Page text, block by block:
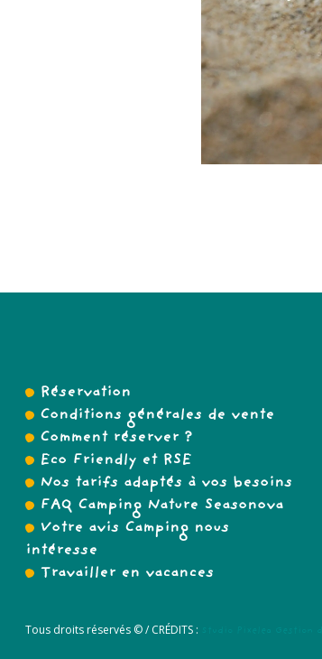
Réservation
Conditions générales de vente
Comment réserver ?
Eco Friendly et RSE
Nos tarifs adaptés à vos besoins
FAQ Camping Nature Seasonova
Votre avis Camping nous
intéresse
Travailler en vacances
Tous droits réservés © /CRÉDITS :